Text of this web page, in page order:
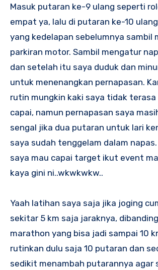
Masuk putaran ke-9 ulang seperti
empat ya, lalu di putaran ke-10
yang kedelapan sebelumnya sambil
parkiran motor. Sambil mengatur
dan setelah itu saya duduk dan
untuk menenangkan pernapasan.
rutin mungkin kaki saya tidak terasa
capai, namun pernapasan saya
sengal jika dua putaran untuk lari
saya sudah tenggelam dalam napas.
saya mau capai target ikut event
kaya gini ni..wkwkwkw..
Yaah latihan saya saja jika joging
sekitar 5 km saja jaraknya,
marathon yang bisa jadi sampai 10
rutinkan dulu saja 10 putaran dan
sedikit menambah putarannya agar